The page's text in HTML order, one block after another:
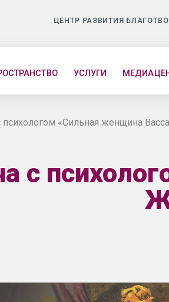
ЦЕНТР РАЗВИТИЯ
УСЛУГИ
психологом «Сильная женщина
с